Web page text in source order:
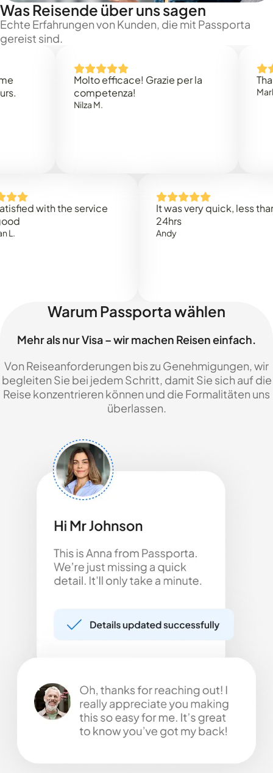
Was Reisende über uns sagen
Echte Erfahrungen von Kunden, die mit Passporta
gereist sind.
Molto efficace! Grazie per la
competenza!
Nilza M.
Thank
Mark N.
with the service
It was very quick, less than
Warum Passporta wählen
Mehr als nur Visa – wir machen Reisen einfach.
Von Reiseanforderungen bis zu Genehmigungen, wir
begleiten Sie bei jedem Schritt, damit Sie sich auf die
Reise konzentrieren können und die Formalitäten uns
überlassen.